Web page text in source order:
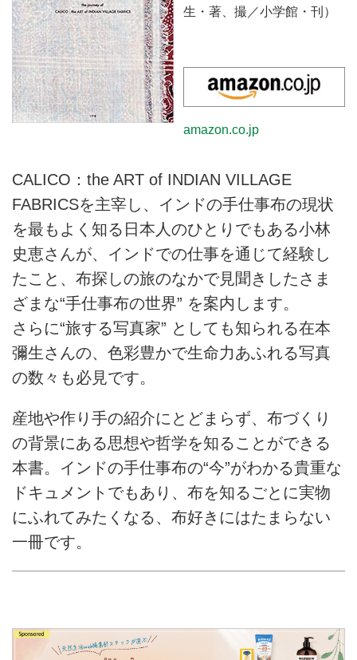
生・著、撮／小学館・刊）
amazon.co.jp
CALICO：the ART of INDIAN VILLAGE
FABRICSを主宰し、インドの手仕事布の現状
を最もよく知る日本人のひとりでもある小林
史恵さんが、インドでの仕事を通じて経験し
たこと、布探しの旅のなかで見聞きしたさま
ざまな“手仕事布の世界” を案内します。
さらに“旅する写真家” としても知られる在本
彌生さんの、色彩豊かで生命力あふれる写真
の数々も必見です。
産地や作り手の紹介にとどまらず、布づくり
の背景にある思想や哲学を知ることができる
本書。インドの手仕事布の“今”がわかる貴重な
ドキュメントでもあり、布を知るごとに実物
にふれてみたくなる、布好きにはたまらない
一冊です。